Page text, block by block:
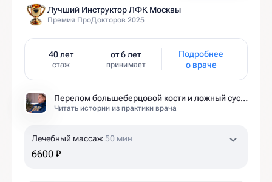
Лучший Инструктор ЛФК Москвы
Премия ПроДокторов 2025
40 лет
стаж
от 6 лет
принимает
Подробнее
о враче
Перелом большеберцовой кости и ложный сустав: моя история восстановления длиной в полтора года
Читать истории из практики врача
Лечебный массаж 50 мин
6600 ₽